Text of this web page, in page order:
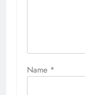
Name *